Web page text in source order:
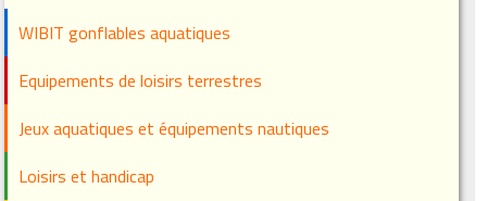
WIBIT gonflables aquatiques
Equipements de loisirs terrestres
Jeux aquatiques et équipements nautiques
Loisirs et handicap